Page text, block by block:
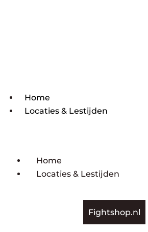
Home
Locaties & Lestijden
Home
Locaties & Lestijden
Fightshop.nl